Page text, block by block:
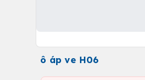
ô áp ve H06